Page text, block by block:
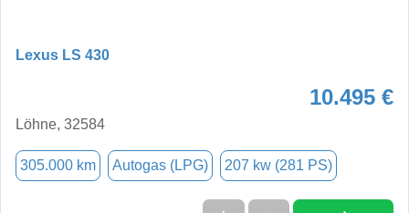
Lexus LS 430
10.495 €
Löhne, 32584
305.000 km Autogas (LPG) 207 kw (281 PS)